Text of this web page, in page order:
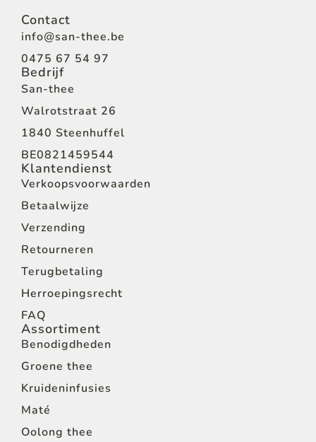
Contact
info@san-thee.be
0475 67 54 97
Bedrijf
San-thee
Walrotstraat 26
1840 Steenhuffel
BE0821459544
Klantendienst
Verkoopsvoorwaarden
Betaalwijze
Verzending
Retourneren
Terugbetaling
Herroepingsrecht
FAQ
Assortiment
Benodigdheden
Groene thee
Kruideninfusies
Maté
Oolong thee